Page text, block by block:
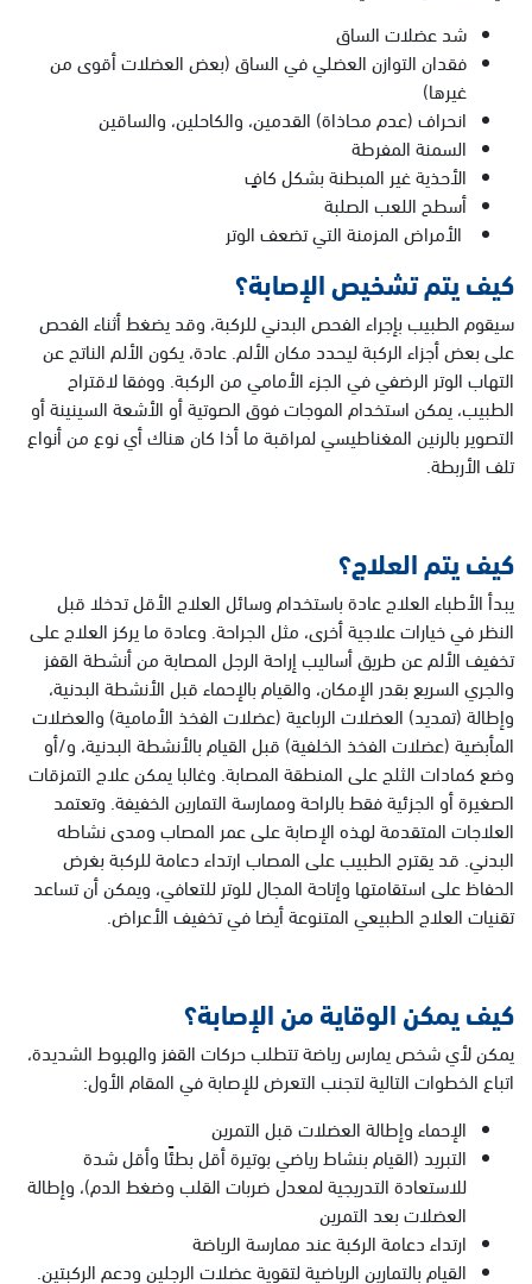
شد عضلات الساق
فقدان التوازن العضلي في الساق (بعض العضلات أقوى من
غيرها)
انحراف (عدم محاذاة) القدمين، والكاحلين، والساقين
السمنة المفرطة
الأحذية غير المبطنة بشكل كافٍ
أسطح اللعب الصلبة
الأمراض المزمنة التي تضعف الوتر
كيف يتم تشخيص الإصابة؟
سيقوم الطبيب بإجراء الفحص البدني للركبة، وقد يضغط أثناء الفحص
على بعض أجزاء الركبة ليحدد مكان الألم. عادة، يكون الألم الناتج عن
التهاب الوتر الرضفي في الجزء الأمامي من الركبة. ووفقا لاقتراح
الطبيب، يمكن استخدام الموجات فوق الصوتية أو الأشعة السينينة أو
التصوير بالرنين المغناطيسي لمراقبة ما أذا كان هناك أي نوع من أنواع
تلف الأربطة.
كيف يتم العلاج؟
يبدأ الأطباء العلاج عادة باستخدام وسائل العلاج الأقل تدخلا قبل
النظر في خيارات علاجية أخرى، مثل الجراحة. وعادة ما يركز العلاج على
تخفيف الألم عن طريق أساليب إراحة الرجل المصابة من أنشطة القفز
والجري السريع بقدر الإمكان، والقيام بالإحماء قبل الأنشطة البدنية،
وإطالة (تمديد) العضلات الرباعية (عضلات الفخذ الأمامية) والعضلات
المأبضية (عضلات الفخذ الخلفية) قبل القيام بالأنشطة البدنية، و/أو
وضع كمادات الثلج على المنطقة المصابة. وغالبا يمكن علاج التمزقات
الصغيرة أو الجزئية فقط بالراحة وممارسة التمارين الخفيفة. وتعتمد
العلاجات المتقدمة لهذه الإصابة على عمر المصاب ومدى نشاطه
البدني. قد يقترح الطبيب على المصاب ارتداء دعامة للركبة بغرض
الحفاظ على استقامتها وإتاحة المجال للوتر للتعافي، ويمكن أن تساعد
تقنيات العلاج الطبيعي المتنوعة أيضا في تخفيف الأعراض.
كيف يمكن الوقاية من الإصابة؟
يمكن لأي شخص يمارس رياضة تتطلب حركات القفز والهبوط الشديدة،
اتباع الخطوات التالية لتجنب التعرض للإصابة في المقام الأول:
الإحماء وإطالة العضلات قبل التمرين
التبريد (القيام بنشاط رياضي بوتيرة أقل بطئًا وأقل شدة
للاستعادة التدريجية لمعدل ضربات القلب وضغط الدم)، وإطالة
العضلات بعد التمرين
ارتداء دعامة الركبة عند ممارسة الرياضة
القيام بالتمارين الرياضية لتقوية عضلات الرجلين ودعم الركبتين.